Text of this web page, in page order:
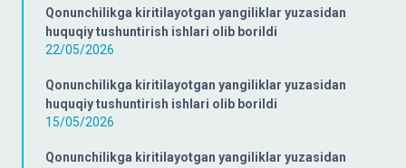
Qonunchilikga kiritilayotgan yangiliklar yuzasidan
huquqiy tushuntirish ishlari olib borildi
22/05/2026
Qonunchilikga kiritilayotgan yangiliklar yuzasidan
huquqiy tushuntirish ishlari olib borildi
15/05/2026
Qonunchilikga kiritilayotgan yangiliklar yuzasidan